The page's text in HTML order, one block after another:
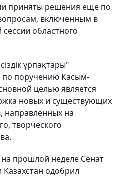
приняты решения ещё по
включённым в
областного
ұрпақтары"
по поручению Касым-
целью является
новых и существующих
направленных на
творческого
прошлой неделе Сенат
одобрил